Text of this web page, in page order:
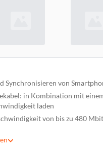
Synchronisieren von
in Kombination mit
laden
von bis zu 480
alle Handys, Tablets und